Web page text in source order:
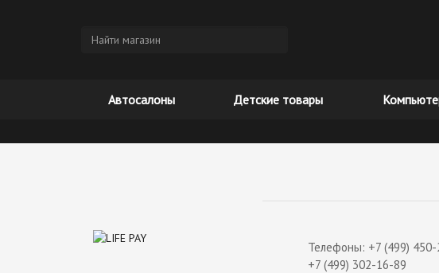
Автосалоны Детские товары
Телефоны: +7 (499)
+7 (499) 302-16-89